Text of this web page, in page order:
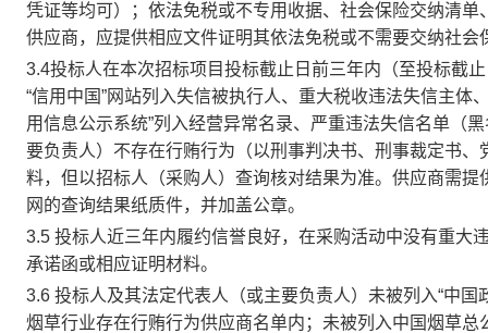
凭证等均可）；依法免税或不专用收据、社会保险交纳清
供应商，应提供相应文件证明其依法免税或不需要交纳社会
3.4投标人在本次招标项目投标截止日前三年内（至投标截
“信用中国”网站列入失信被执行人、重大税收违法失信主
用信息公示系统”列入经营异常名录、严重违法失信名单（
要负责人）不存在行贿行为（以刑事判决书、刑事裁定书
料，但以招标人（采购人）查询核对结果为准。供应商需
网的查询结果纸质件，并加盖公章。
3.5 投标人近三年内履约信誉良好，在采购活动中没有重大
承诺函或相应证明材料。
3.6 投标人及其法定代表人（或主要负责人）未被列入“中
烟草行业存在行贿行为供应商名单内；未被列入中国烟草